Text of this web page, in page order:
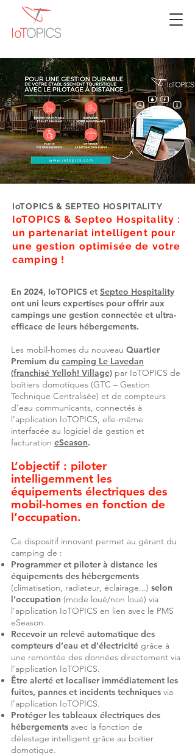
IoTOPICS & SEPTEO HOSPITALITY
IoTOPICS & Septeo Hospitality :
un partenariat intelligent pour
une gestion optimisée de votre
camping !
En 2024, IoTOPICS et Septeo Hospitality
ont uni leurs expertises pour offrir aux
campings une gestion connectée et ultra-
efficace de leurs hébergements.
Les mobil-homes du nouveau Quartier
Premium du camping Le Lavedan
(franchisé Yelloh! Village) par IoTOPICS de
boîtiers domotiques (GTC – Gestion
Technique Centralisée) et de compteurs
d’eau communicants, connectés à
l’application IoTOPICS, elle-même
interfacée au logiciel de gestion et
facturation eSeason.
L’objectif : piloter
intelligemment les
équipements électriques des
mobil-homes en fonction de
l’occupation.
Ce dispositif innovant permet au gérant du
camping de :
Programmer et piloter à distance les
équipements des hébergements
(climatisation, radiateur, éclairage...) selon
l’occupation (mode loué/non loué) via
l’application IoTOPICS en lien avec le PMS
eSeason.
Recevoir un relevé automatique des
compteurs d’eau et d’électricité grâce à
une remontée des données directement via
l’application IoTOPICS.
Être alerté et localiser immédiatement les
fuites, pannes et incidents techniques via
l’application IoTOPICS.
Protéger les tableaux électriques des
hébergements avec la fonction de
délestage intelligent grâce au boitier
domotique.